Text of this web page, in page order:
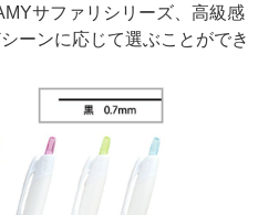
サファリシリーズ、高級感
ーンに応じて選ぶことができ